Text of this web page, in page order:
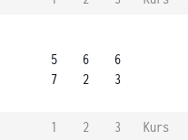
5
7
6
2
6
3
1 2 3
Kurs